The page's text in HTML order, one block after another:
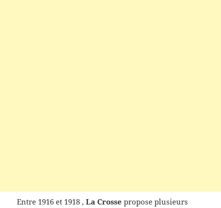
Entre 1916 et 1918 ,La Crosse propose plusieurs